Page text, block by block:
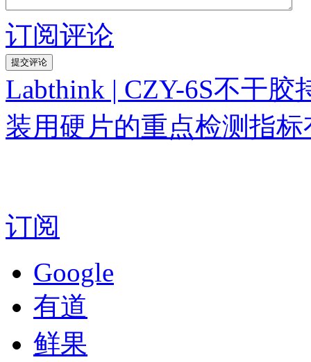
订阅评论
Labthink | CZY-6S不干
装用硬片的重点检测指
订阅
Google
有道
鲜果